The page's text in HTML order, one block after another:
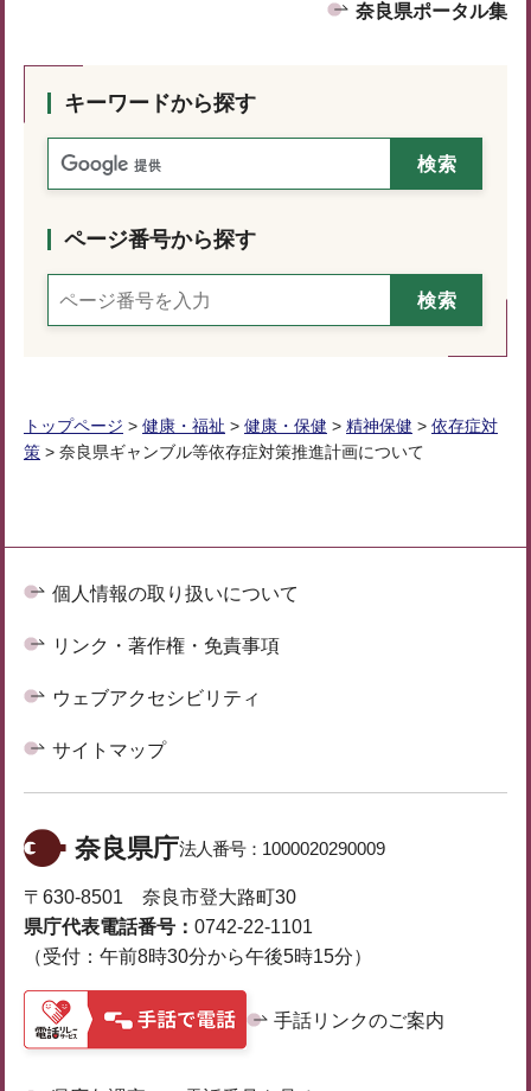
奈良県ポータル集
キーワードから探す
ページ番号から探す
トップページ > 健康・福祉 > 健康・保健 > 精神保健 > 依存症対
策 > 奈良県ギャンブル等依存症対策推進計画について
個人情報の取り扱いについて
リンク・著作権・免責事項
ウェブアクセシビリティ
サイトマップ
奈良県庁法人番号： 1000020290009
〒630-8501 奈良市登大路町30
県庁代表電話番号： 0742-22-1101
（受付：午前8時30分から午後5時15分）
手話リンクのご案内